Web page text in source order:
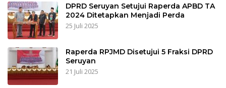
DPRD Seruyan Setujui Raperda APBD TA
2024 Ditetapkan Menjadi Perda
25 Juli 2025
Raperda RPJMD Disetujui 5 Fraksi DPRD
Seruyan
21 Juli 2025